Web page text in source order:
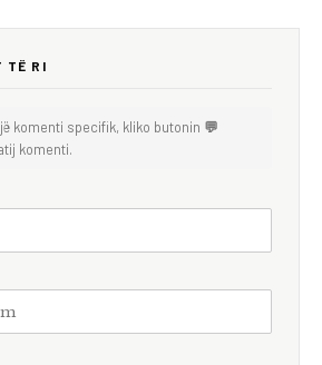
TË RI
komenti specifik, kliko butonin 💬
komenti.